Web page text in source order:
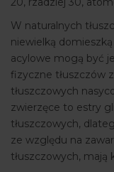
W naturalnych
niewielką
acylowe mogą być
fizyczne tłuszczów
tłuszczowych
zwierzęce to estry
tłuszczowych,
ze względu na
tłuszczowych, mają